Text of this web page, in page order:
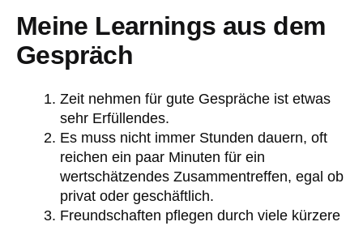
Meine Learnings aus dem
Gespräch
Zeit nehmen für gute Gespräche ist etwas
sehr Erfüllendes.
Es muss nicht immer Stunden dauern, oft
reichen ein paar Minuten für ein
wertschätzendes Zusammentreffen, egal ob
privat oder geschäftlich.
Freundschaften pflegen durch viele kürzere